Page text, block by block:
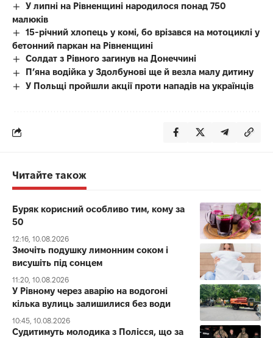
У липні на Рівненщині народилося понад 750
малюків
15-річний хлопець у комі, бо врізався на мотоциклі у
бетонний паркан на Рівненщині
Солдат з Рівного загинув на Донеччині
П’яна водійка у Здолбунові ще й везла малу дитину
У Польщі пройшли акції проти нападів на українців
Читайте також
Буряк корисний особливо тим, кому за
50
12:16, 10.08.2026
Змочіть подушку лимонним соком і
висушіть під сонцем
11:20, 10.08.2026
У Рівному через аварію на водогоні
кілька вулиць залишилися без води
10:45, 10.08.2026
Судитимуть молодика з Полісся, що за